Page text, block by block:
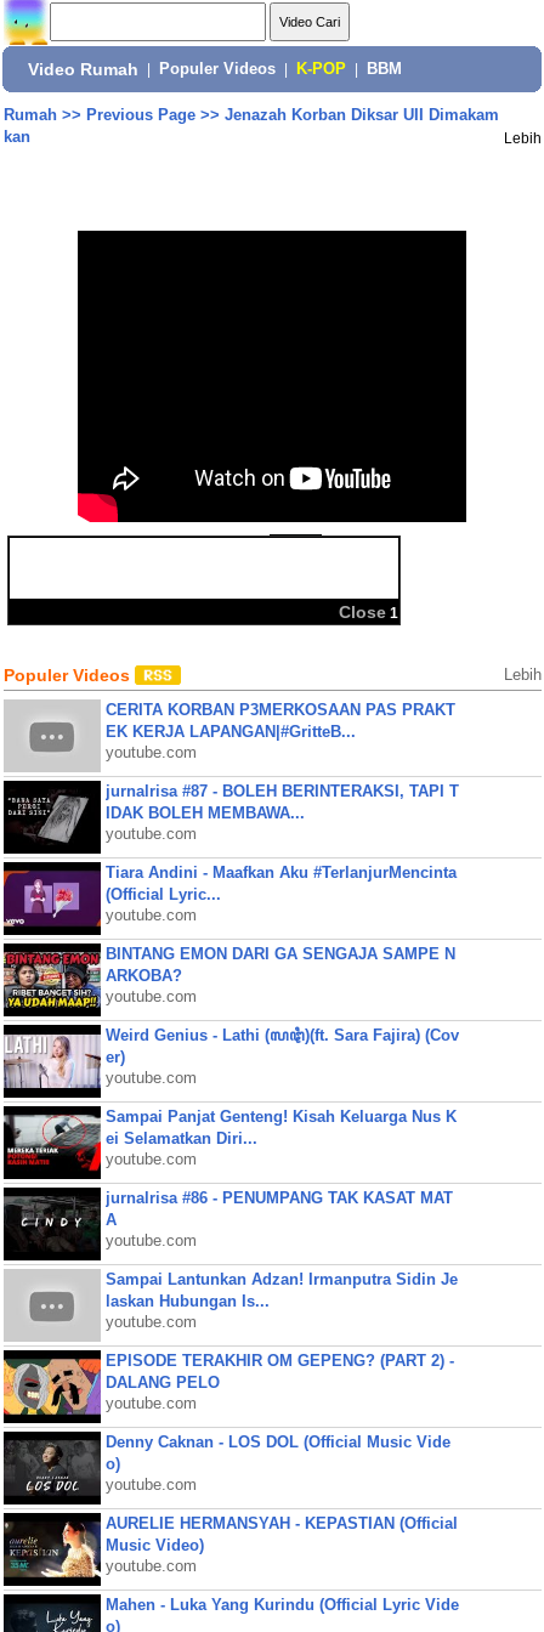
Video Rumah Populer Videos K-POP BBM
Rumah>> Previous Page>> Jenazah Korban Diksar UII Dimakam
kan
Lebih
BBM
Populer Videos Lebih
CERITA KORBAN P3MERKOSAAN PAS PRAKT
EK KERJA LAPANGAN|#GritteB...
youtube.com
jurnalrisa #87 - BOLEH BERINTERAKSI, TAPI T
IDAK BOLEH MEMBAWA...
youtube.com
Tiara Andini - Maafkan Aku #TerlanjurMencinta
(Official Lyric...
youtube.com
BINTANG EMON DARI GA SENGAJA SAMPE N
ARKOBA?
youtube.com
Weird Genius - Lathi (ꦭꦛꦶ)(ft. Sara Fajira) (Cov
er)
youtube.com
Sampai Panjat Genteng! Kisah Keluarga Nus K
ei Selamatkan Diri...
youtube.com
jurnalrisa #86 - PENUMPANG TAK KASAT MAT
A
youtube.com
Sampai Lantunkan Adzan! Irmanputra Sidin Je
laskan Hubungan Is...
youtube.com
EPISODE TERAKHIR OM GEPENG? (PART 2) -
DALANG PELO
youtube.com
Denny Caknan - LOS DOL (Official Music Vide
o)
youtube.com
AURELIE HERMANSYAH - KEPASTIAN (Official
Music Video)
youtube.com
Mahen - Luka Yang Kurindu (Official Lyric Vide
o)